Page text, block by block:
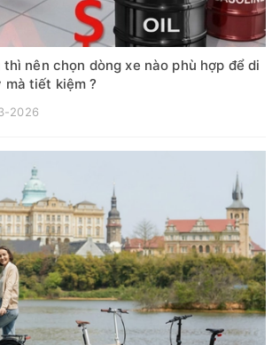
nên chọn dòng xe nào phù hợp để di
tiết kiệm ?
2026